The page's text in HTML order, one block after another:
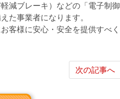
減ブレーキ）などの「電子制御
た事業者になります。
客様に安心・安全を提供すべく
次の記事へ